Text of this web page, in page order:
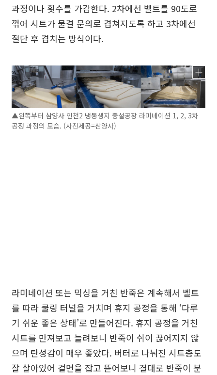
과정이나 횟수를 가감한다. 2차에선 벨트를 90도로
꺾어 시트가 물결 문의로 겹쳐지도록 하고 3차에선
절단 후 겹치는 방식이다.
▲왼쪽부터 삼양사 인천2 냉동생지 증설공장 라미네이션 1, 2, 3차
공정 과정의 모습. (사진제공=삼양사)
라미네이션 또는 믹싱을 거친 반죽은 계속해서 벨트
를 따라 쿨링 터널을 거치며 휴지 공정을 통해 ‘다루
기 쉬운 좋은 상태’로 만들어진다. 휴지 공정을 거친
시트를 만져보고 늘려보니 반죽이 쉬이 끊어지지 않
으며 탄성감이 매우 좋았다. 버터로 나눠진 시트층도
잘 살아있어 겉면을 잡고 뜯어보니 결대로 반죽이 분